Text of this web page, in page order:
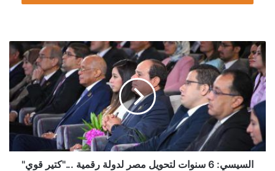
السيسي:
6
سنوات
لتحويل
مصر
لدولة
رقمية
..."كتير
قوي"
السيسي: 6 سنوات لتحويل مصر لدولة رقمية ..."كتير قوي"